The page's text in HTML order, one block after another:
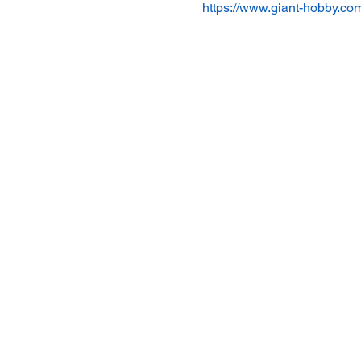
https://www.giant-